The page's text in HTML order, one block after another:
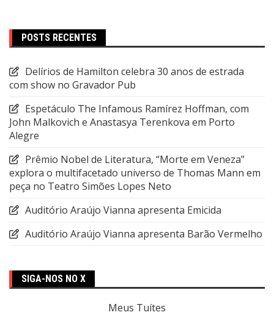
POSTS RECENTES
Delírios de Hamilton celebra 30 anos de estrada
com show no Gravador Pub
Espetáculo The Infamous Ramírez Hoffman, com
John Malkovich e Anastasya Terenkova em Porto
Alegre
Prêmio Nobel de Literatura, “Morte em Veneza”
explora o multifacetado universo de Thomas Mann em
peça no Teatro Simões Lopes Neto
Auditório Araújo Vianna apresenta Emicida
Auditório Araújo Vianna apresenta Barão Vermelho
SIGA-NOS NO X
Meus Tuítes